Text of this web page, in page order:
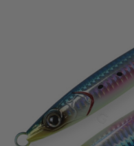
АКСЕСОАРИ
ОБЛЕКЛО